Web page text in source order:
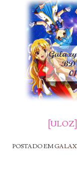
[ULOZ]
POSTADO EM